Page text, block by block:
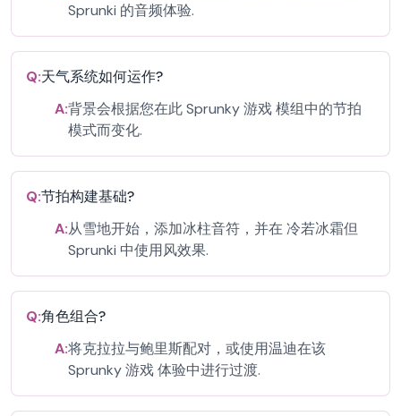
Sprunki 的音频体验.
Q:天气系统如何运作?
A:背景会根据您在此 Sprunky 游戏 模组中的节拍
模式而变化.
Q:节拍构建基础?
A:从雪地开始，添加冰柱音符，并在 冷若冰霜但
Sprunki 中使用风效果.
Q:角色组合?
A:将克拉拉与鲍里斯配对，或使用温迪在该
Sprunky 游戏 体验中进行过渡.